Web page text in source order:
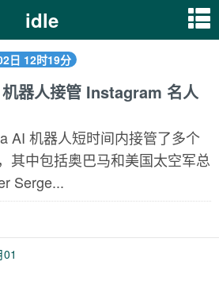
idle
日 12时19分
器人接管 Instagram 名人
AI 机器人短时间内接管了多个
其中包括奥巴马和美国太空军总
Serge...